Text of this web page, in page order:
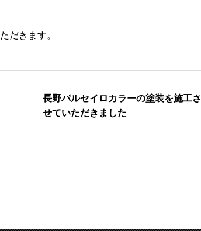
だきます。
長野パルセイロカラーの塗装を施工さ
せていただきました